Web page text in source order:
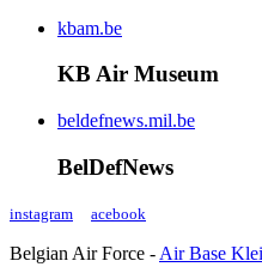
kbam.be
KB Air Museum
beldefnews.mil.be
BelDefNews
instagram acebook
Belgian Air Force -Air Base